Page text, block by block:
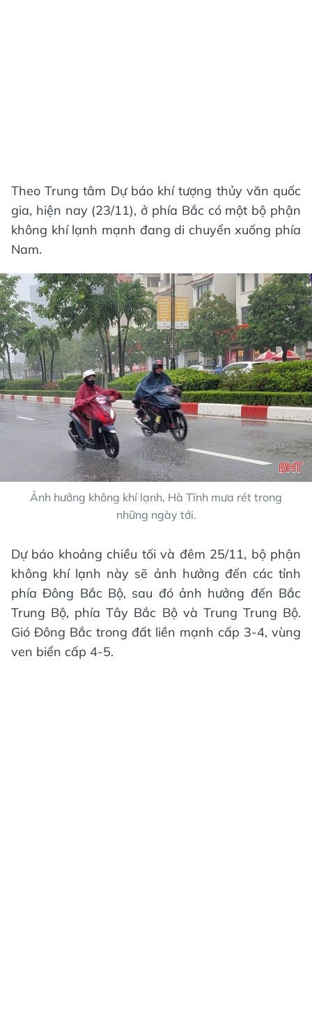
Theo Trung tâm Dự báo khí tượng thủy văn quốc
gia, hiện nay (23/11), ở phía Bắc có một bộ phận
không khí lạnh mạnh đang di chuyển xuống phía
Nam.
Ảnh hưởng không khí lạnh, Hà Tĩnh mưa rét trong
những ngày tới.
Dự báo khoảng chiều tối và đêm 25/11, bộ phận
không khí lạnh này sẽ ảnh hưởng đến các tỉnh
phía Đông Bắc Bộ, sau đó ảnh hưởng đến Bắc
Trung Bộ, phía Tây Bắc Bộ và Trung Trung Bộ.
Gió Đông Bắc trong đất liền mạnh cấp 3-4, vùng
ven biển cấp 4-5.